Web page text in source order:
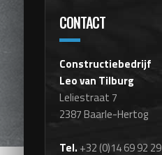
CONTACT
Constructiebedrijf
Leo van Tilburg
Leliestraat 7
2387 Baarle-Hertog
Tel. +32 (0)14 69 92 29